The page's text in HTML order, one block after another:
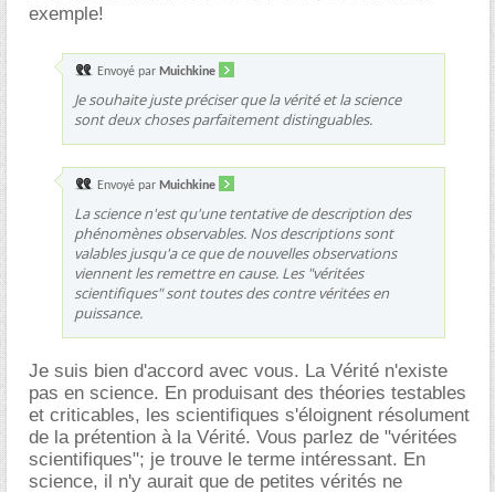
exemple!
Envoyé par Muichkine
Je souhaite juste préciser que la vérité et la science
sont deux choses parfaitement distinguables.
Envoyé par Muichkine
La science n'est qu'une tentative de description des
phénomènes observables. Nos descriptions sont
valables jusqu'a ce que de nouvelles observations
viennent les remettre en cause. Les "véritées
scientifiques" sont toutes des contre véritées en
puissance.
Je suis bien d'accord avec vous. La Vérité n'existe
pas en science. En produisant des théories testables
et criticables, les scientifiques s'éloignent résolument
de la prétention à la Vérité. Vous parlez de "véritées
scientifiques"; je trouve le terme intéressant. En
science, il n'y aurait que de petites vérités ne